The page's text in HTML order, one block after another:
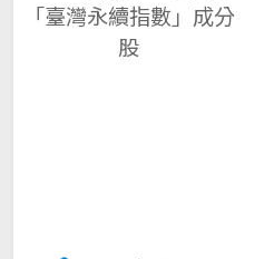
各項ISO證書-富邦金控及子公
「臺灣永續指數」成分
股